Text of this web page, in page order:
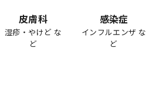
皮膚科
湿疹・やけど な
ど
感染症
インフルエンザ な
ど